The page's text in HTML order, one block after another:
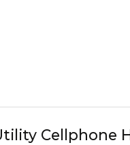
Cellphone